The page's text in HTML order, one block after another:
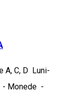
A, C, D Luni-
- Monede -